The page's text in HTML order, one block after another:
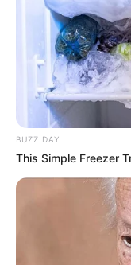
BUZZ DAY
This Simple Freezer